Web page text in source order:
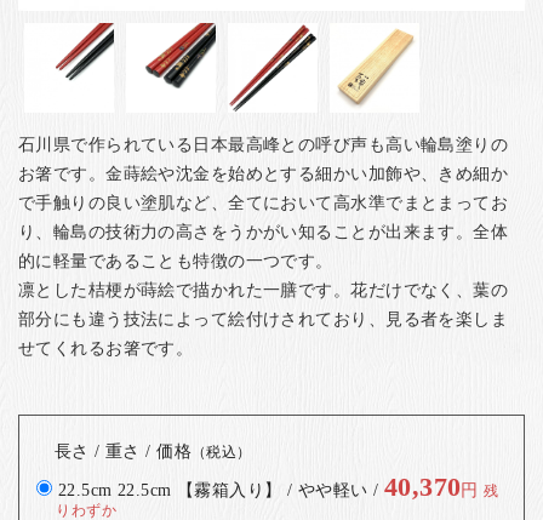
石川県で作られている日本最高峰との呼び声も高い輪島塗りの
お箸です。金蒔絵や沈金を始めとする細かい加飾や、きめ細か
で手触りの良い塗肌など、全てにおいて高水準でまとまってお
り、輪島の技術力の高さをうかがい知ることが出来ます。全体
的に軽量であることも特徴の一つです。
凛とした桔梗が蒔絵で描かれた一膳です。花だけでなく、葉の
部分にも違う技法によって絵付けされており、見る者を楽しま
せてくれるお箸です。
長さ / 重さ / 価格 （税込）
22.5cm 22.5cm 【霧箱入り】 / やや軽い / 40,370円 残
りわずか